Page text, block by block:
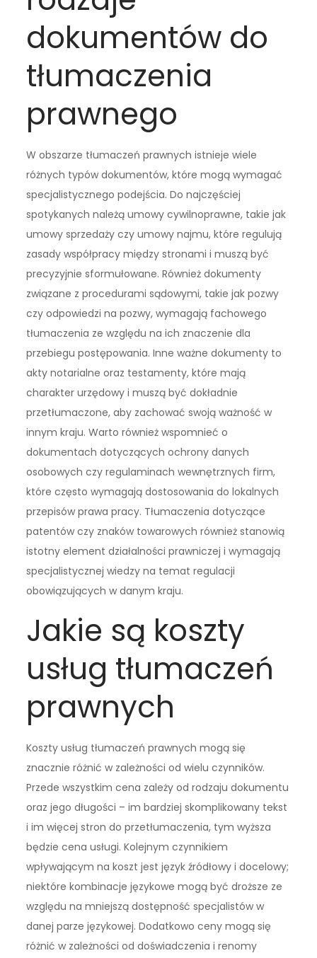
dokumentów do
tłumaczenia
prawnego
W obszarze tłumaczeń prawnych istnieje wiele
różnych typów dokumentów, które mogą wymagać
specjalistycznego podejścia. Do najczęściej
spotykanych należą umowy cywilnoprawne, takie jak
umowy sprzedaży czy umowy najmu, które regulują
zasady współpracy między stronami i muszą być
precyzyjnie sformułowane. Również dokumenty
związane z procedurami sądowymi, takie jak pozwy
czy odpowiedzi na pozwy, wymagają fachowego
tłumaczenia ze względu na ich znaczenie dla
przebiegu postępowania. Inne ważne dokumenty to
akty notarialne oraz testamenty, które mają
charakter urzędowy i muszą być dokładnie
przetłumaczone, aby zachować swoją ważność w
innym kraju. Warto również wspomnieć o
dokumentach dotyczących ochrony danych
osobowych czy regulaminach wewnętrznych firm,
które często wymagają dostosowania do lokalnych
przepisów prawa pracy. Tłumaczenia dotyczące
patentów czy znaków towarowych również stanowią
istotny element działalności prawniczej i wymagają
specjalistycznej wiedzy na temat regulacji
obowiązujących w danym kraju.
Jakie są koszty
usług tłumaczeń
prawnych
Koszty usług tłumaczeń prawnych mogą się
znacznie różnić w zależności od wielu czynników.
Przede wszystkim cena zależy od rodzaju dokumentu
oraz jego długości – im bardziej skomplikowany tekst
i im więcej stron do przetłumaczenia, tym wyższa
będzie cena usługi. Kolejnym czynnikiem
wpływającym na koszt jest język źródłowy i docelowy;
niektóre kombinacje językowe mogą być droższe ze
względu na mniejszą dostępność specjalistów w
danej parze językowej. Dodatkowo ceny mogą się
różnić w zależności od doświadczenia i renomy